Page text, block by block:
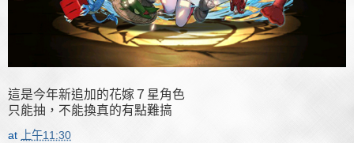
這是今年新追加的花嫁７星角色
只能抽，不能換真的有點難搞
at 上午11:30